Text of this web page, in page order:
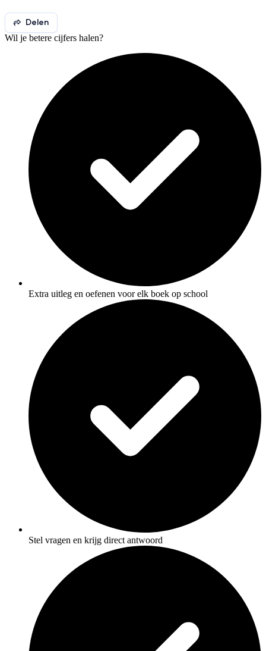
Delen
Wil je betere cijfers halen?
Extra uitleg en oefenen voor elk boek op school
Stel vragen en krijg direct antwoord